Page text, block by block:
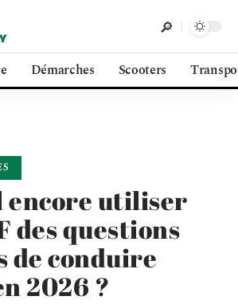
Démarches Scooters
encore utiliser
des questions
de conduire
2026 ?